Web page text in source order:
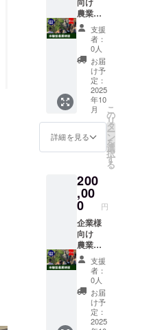
はお選
びいた
だけま
せん。
こちら
で選別
してお
入れい
たしま
す。 ※
写真と
内容が
異なり
※クール
送いた
します
内容が
異なり
ます。
※クール
便で配
送いた
します
「原材
料及び
添加物
等の食
品表示
はお届
け商品
ルに表
記され
ます。
商品開
封前に
は必ず
お届け
のリ
ターン
に貼付
された
ラベル
や注意
書きを
度 1個
・ミニ
トマト
200ｇ程
度 6～
10個 ・
玉ねぎ
700ｇ程
度 2～3
個 ・里
芋 500
ｇ ・生
落花生
300ｇ
チャ
500ｇ程
度 1個
・ジャ
ガイモ
300ｇ
・甘長
150ｇ 6
～10個
・ピー
マン
150ｇ 5
～8個
から毎
・モロ
ヘイヤ
150ｇ1
束 ・枝
付き枝
豆 300
ｇ1束
・とう
もろこ
し 300
ｇ程度
1個 ・
ミニト
マト
200ｇ程
度 6～
10個 ・
玉ねぎ
700ｇ程
度 2～3
個 ・里
芋 500
ｇ ・生
落花生
300ｇ
・カボ
チャ
500ｇ程
度 1個
お野菜
などを
お土産
として
ご用意
いたし
ます ※
小学生
以下は
無料で
ご参加
いただ
けます
りま
す） ※
中学生
以上は
有料と
なりま
す。追
加でご
参加の
場合は
窓口で
お支払
いとお
なりま
時～15
時 体験
時間：1
時間か
ら2時間
程度 開
催場
所：泉
州アグ
リ内
（〒
598-
0021 大
４１２
３）
※交通費
は含ま
れてお
りませ
ん。 ※
参加日
程の調
整はプ
ロジェ
クト終
了後、
メール
9月末ま
で 体験
時間：
10時～
15時 開
催場
所：泉
州アグ
リ内
（〒
598-
0021 大
阪府泉
佐野市
４１２
３）
※交通費
は含ま
れてお
りませ
ん。 ※
参加日
程の調
整はプ
ロジェ
クト終
了後、
メール
農業参
入や農
業研
修 作
業と座
学をMIX
させた
体験型
研修 対
象人
数：10
名様分
開催日
時：
10月～
2026年
9月末ま
で 開催
時間：
10時～
15時ま
で 開催
場所：
泉州ア
グリ内
（〒
598-
0021 大
支援
者：
0人
お届
け予
定：
2025
年10
月
詳細を見る
こ
の
リ
タ
ー
ン
を
選
択
す
る
200
,00
0 円
企業様
向け
農業参
入や農
業研
修 作
業と座
学をMIX
させた
体験型
支援
者：
0人
お届
け予
定：
2025